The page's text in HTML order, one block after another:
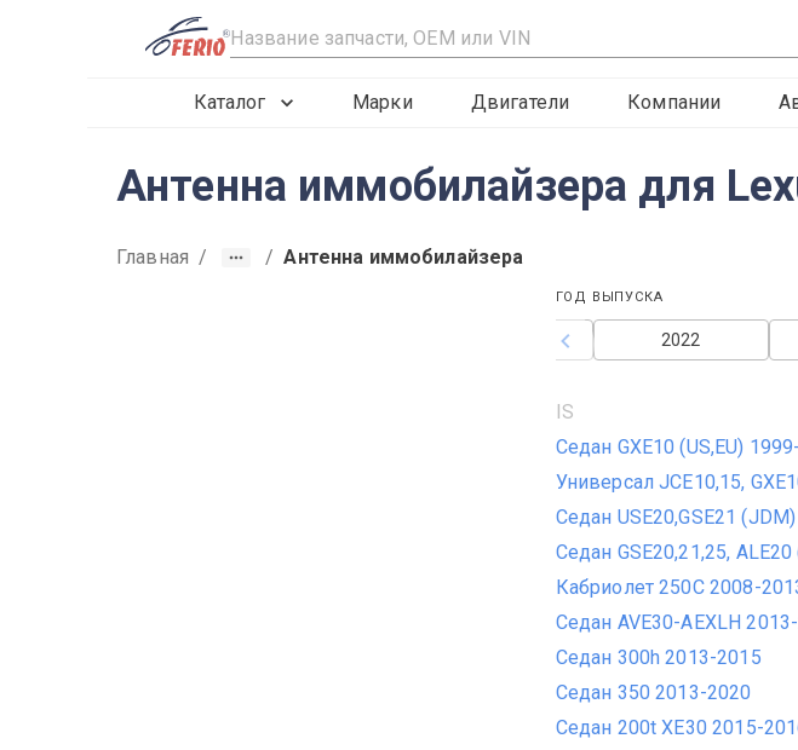
R
Каталог Марки Двигатели Компании
Антенна иммобилайзера для
Главная / / Антенна иммобилайзера
ГОД ВЫПУСКА
2022
IS
Седан GXE10 (US,EU)
Универсал JCE10,15,
Седан USE20,GSE21
Седан GSE20,21,25,
Кабриолет 250C 2008-
Седан AVE30-AEXLH
Седан 300h 2013-2015
Седан 350 2013-2020
Седан 200t XE30 2015-